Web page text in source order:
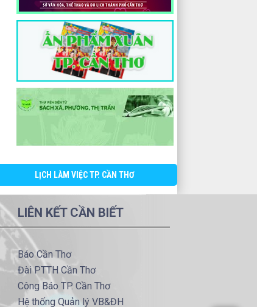
LỊCH LÀM VIỆC TP. CẦN THƠ
LIÊN KẾT CẦN BIẾT
Báo Cần Thơ
Đài PTTH Cần Thơ
Công Báo TP. Cần Thơ
Hệ thống Quản lý VB&ĐH